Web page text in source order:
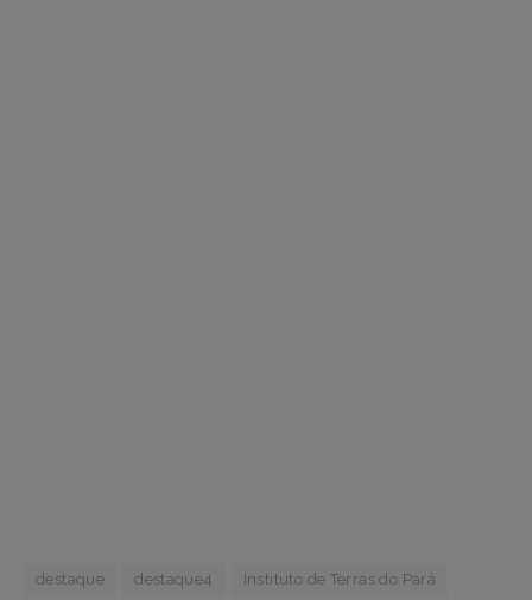
destaque destaque4 Instituto de Terras do Pará